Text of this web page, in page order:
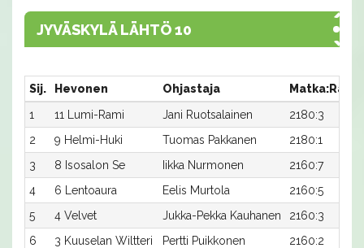
JYVÄSKYLÄ LÄHTÖ 10
Sij. Hevonen Ohjastaja
Matka:Rata
1
11 Lumi-Rami Jani Ruotsalainen
2180:3
2
9 Helmi-Huki Tuomas Pakkanen
2180:1
3
8 Isosalon Se Iikka Nurmonen
2160:7
4
6 Lentoaura Eelis Murtola
2160:5
5
4 Velvet Jukka-Pekka Kauhanen
2160:3
6
3 Kuuselan Wiltteri Pertti Puikkonen
2160:2